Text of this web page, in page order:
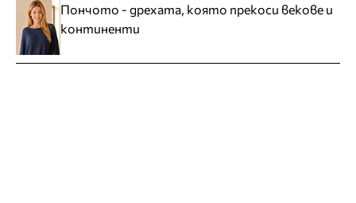
Пончото - дрехата, която прекоси векове и
континенти